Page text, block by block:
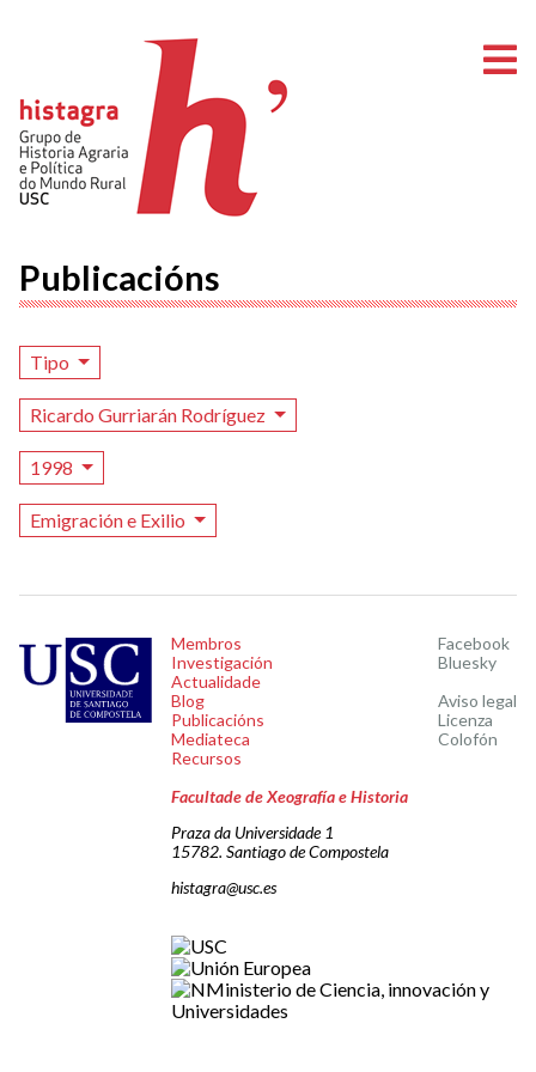
Publicacións
Tipo
Ricardo Gurriarán Rodríguez
1998
Emigración e Exilio
Membros
Investigación
Actualidade
Blog
Publicacións
Mediateca
Recursos
Facebook
Bluesky
Aviso legal
Licenza
Colofón
Facultade de Xeografía e Historia
Praza da Universidade 1
15782. Santiago de Compostela
histagra@usc.es